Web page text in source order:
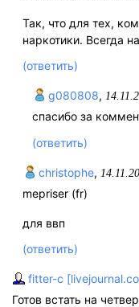
Так, что для тех,
наркотики. Всегда
(ответить)
g080808,
спасибо за
(ответить)
christophe,
mepriser (fr)
для ввп
(ответить)
fitter-c
Готов встать на